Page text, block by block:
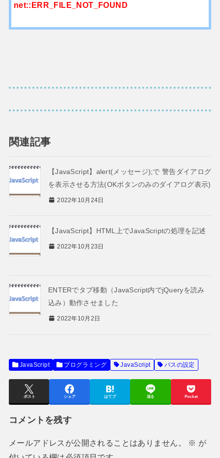
net::ERR_FILE_NOT_FOUND
関連記事
【JavaScript】alert(メッセージ);で 警告ダイアログ
を表示させる方法(OKボタンのみのダイアログ表示)
2022年10月24日
【JavaScript】HTML上でJavaScriptの処理を記述
2022年10月23日
ENTERでタブ移動（JavaScript内でjQueryを読み
込み）動作させました
2022年10月2日
JavaScript プログラミング JavaScript パスの設定
ポスト シェア はてブ 送る Pocket
コメントを残す
メールアドレスが公開されることはありません。 ※ が